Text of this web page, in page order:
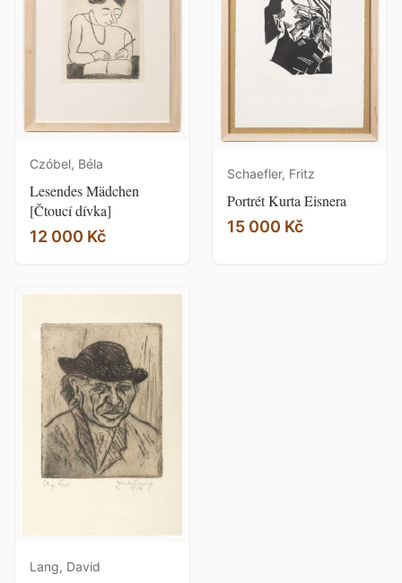
Czóbel, Béla
Lesendes Mädchen
[Čtoucí dívka]
12 000 Kč
Schaefler, Fritz
Portrét Kurta Eisnera
15 000 Kč
Lang, David